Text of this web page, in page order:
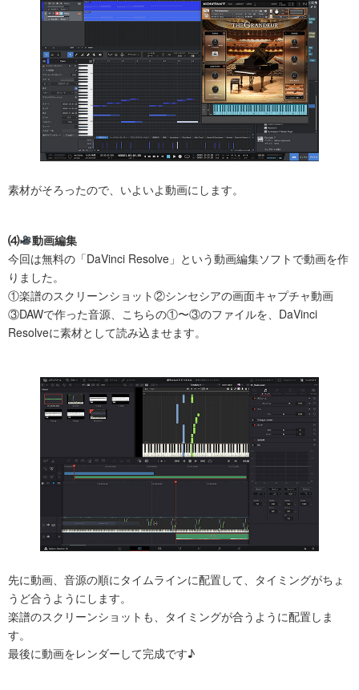
素材がそろったので、いよいよ動画にします。
⑷
動画編集
今回は無料の「DaVinci Resolve」という動画編集ソフトで動画を作
りました。
①楽譜のスクリーンショット②シンセシアの画面キャプチャ動画
③DAWで作った音源、こちらの①〜③のファイルを、DaVinci
Resolveに素材として読み込ませます。
先に動画、音源の順にタイムラインに配置して、タイミングがちょ
うど合うようにします。
楽譜のスクリーンショットも、タイミングが合うように配置しま
す。
最後に動画をレンダーして完成です♪